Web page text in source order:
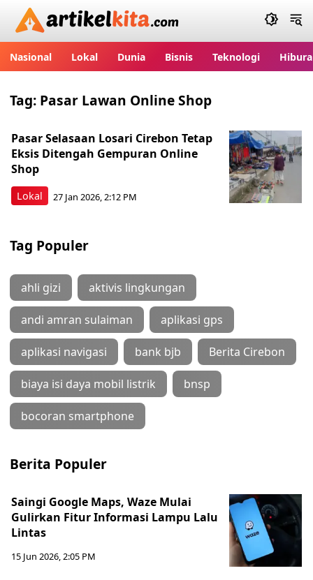
Artikelkita.com
Nasional Lokal Dunia Bisnis Teknologi
Tag: Pasar Lawan Online Shop
Lokal
Pasar Selasaan Losari Cirebon Tetap
Eksis Ditengah Gempuran Online
Shop
27 Jan 2026, 2:12 PM
Tag Populer
ahli gizi aktivis lingkungan
andi amran sulaiman aplikasi gps
aplikasi navigasi bank bjb Berita Cirebon
biaya isi daya mobil listrik bnsp
bocoran smartphone
Berita Populer
Saingi Google Maps, Waze Mulai
Gulirkan Fitur Informasi Lampu Lalu
Lintas
15 Jun 2026, 2:05 PM